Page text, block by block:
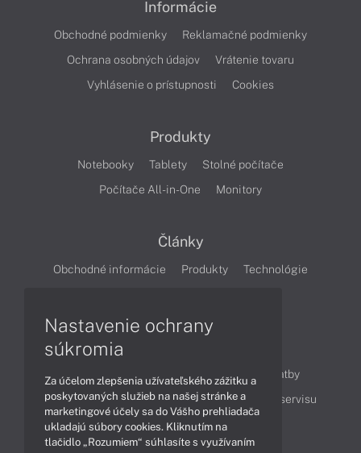
Informácie
Obchodné podmienky
Reklamačné podmienky
Ochrana osobných údajov
Vrátenie tovaru
Vyhlásenie o prístupnosti
Cookies
Produkty
Notebooky Tablety
Stolné počítače
Počítače All-in-One
Monitory
Články
Obchodné informácie Produkty
Technológie
Ako nakupovať
Možnosti doručenia a platby
Podpora a servis
Servisné služby Cenník servisu
Nastavenie ochrany
súkromia
Za účelom zlepšenia užívateľského zážitku a
poskytovaných služieb na našej stránke a
marketingové účely sa do Vášho prehliadača
ukladajú súbory cookies. Kliknutím na
tlačidlo „Rozumiem“ súhlasíte s využívaním